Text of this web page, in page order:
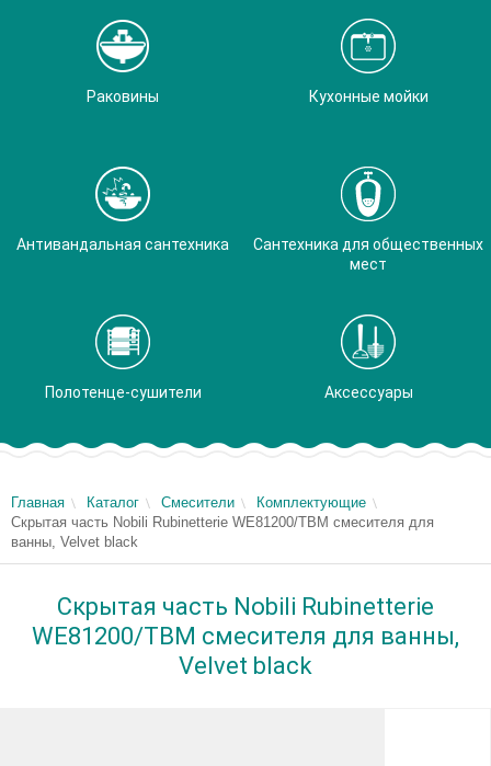
Раковины Кухонные мойки
Антивандальная сантехника
Сантехника для общественных
мест
Полотенце-сушители Аксессуары
Главная Каталог Смесители
Комплектующие
Скрытая часть Nobili Rubinetterie WE81200/TBM смесителя для
ванны, Velvet black
Скрытая часть Nobili Rubinetterie
WE81200/TBM смесителя для ванны,
Velvet black